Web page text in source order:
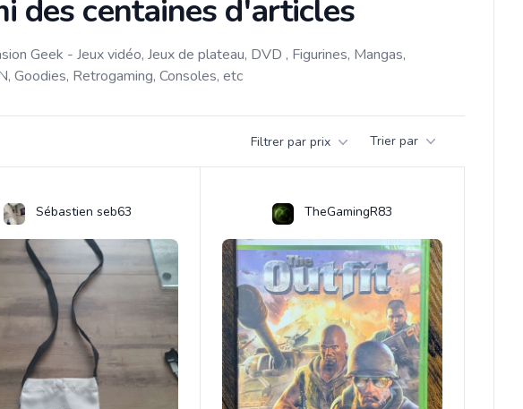
des centaines d'articles
Geek - Jeux vidéo, Jeux de plateau, DVD , Figurines, Mangas,
Goodies, Retrogaming, Consoles, etc
Filtrer par prix Trier par
Sébastien seb63 TheGamingR83